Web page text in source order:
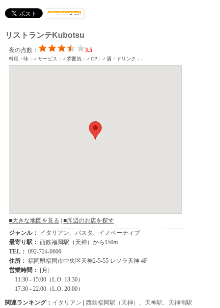
リストランテKubotsu
関連ランキング： イタリアン | 西鉄福岡駅（天神） 天神駅 天神南駅